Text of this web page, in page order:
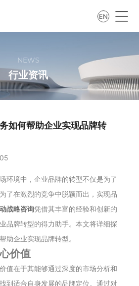
EN
NEWS
行业资讯
如何帮助企业实现品牌转
环境中，企业品牌的转型不仅是为了
了在激烈的竞争中脱颖而出，实现品
战略咨询凭借其丰富的经验和创新的
品牌转型的得力助手。本文将详细探
助企业实现品牌转型。
价值
值在于其能够通过深度的市场分析和
到适合自身发展的品牌定位。通过对